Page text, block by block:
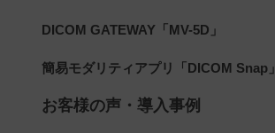
DICOM GATEWAY「MV-5D」
簡易モダリティアプリ「DICOM Snap」
お客様の声・導入事例